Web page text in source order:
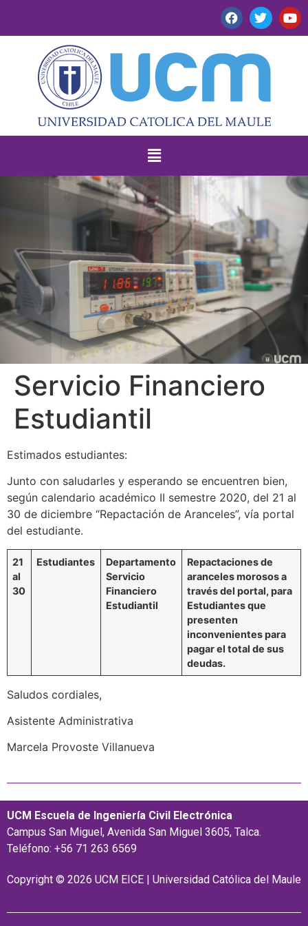
Servicio Financiero
Estudiantil
Estimados estudiantes:
Junto con saludarles y esperando se encuentren bien,
según calendario académico II semestre 2020, del 21 al
30 de diciembre “Repactación de Aranceles”, vía portal
del estudiante.
21
al
30
Estudiantes
Departamento
Servicio
Financiero
Estudiantil
Repactaciones de
aranceles morosos a
través del portal, para
Estudiantes que
presenten
inconvenientes para
pagar el total de sus
deudas.
Saludos cordiales,
Asistente Administrativa
Marcela Provoste Villanueva
UCM Escuela de Ingeniería Civil Electrónica
Campus San Miguel, Avenida San Miguel 3605, Talca.
Teléfono: +56 71 263 6569
Copyright © 2026 UCM EICE | Universidad Católica del Maule